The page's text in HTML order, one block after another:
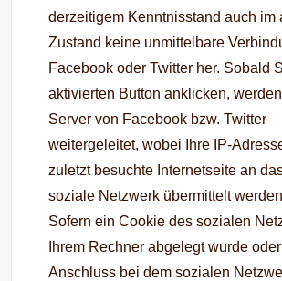
derzeitigem Kenntnisstand auch im
Zustand keine unmittelbare
Facebook oder Twitter her. Sobald
aktivierten Button anklicken,
Server von Facebook bzw. Twitter
weitergeleitet, wobei Ihre IP-
zuletzt besuchte Internetseite an
soziale Netzwerk übermittelt
Sofern ein Cookie des sozialen
Ihrem Rechner abgelegt wurde
Anschluss bei dem sozialen